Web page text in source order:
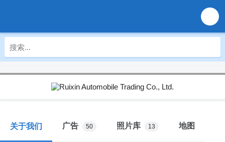
关于我们 广告 50 照片库 13 地图